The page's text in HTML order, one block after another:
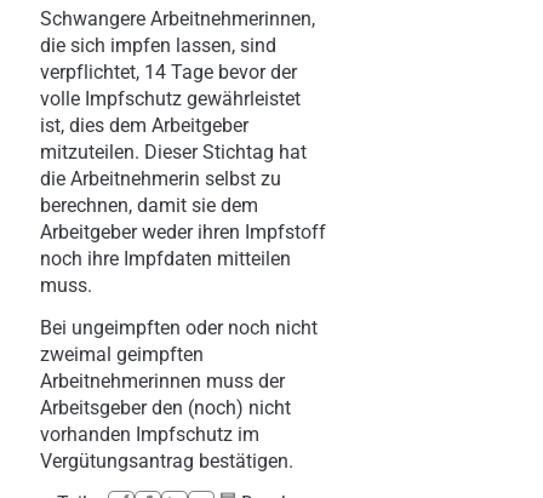
Schwangere Arbeitnehmerinnen,
die sich impfen lassen, sind
verpflichtet, 14 Tage bevor der
volle Impfschutz gewährleistet
ist, dies dem Arbeitgeber
mitzuteilen. Dieser Stichtag hat
die Arbeitnehmerin selbst zu
berechnen, damit sie dem
Arbeitgeber weder ihren Impfstoff
noch ihre Impfdaten mitteilen
muss.
Bei ungeimpften oder noch nicht
zweimal geimpften
Arbeitnehmerinnen muss der
Arbeitsgeber den (noch) nicht
vorhanden Impfschutz im
Vergütungsantrag bestätigen.